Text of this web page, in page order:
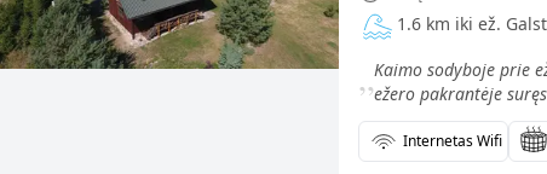
1.6 km iki ež.
„Kaimo sodyboje prie
ežero pakrantėje
Internetas Wifi